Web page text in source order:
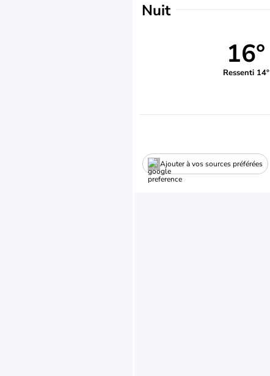
Nuit
16°
Ressenti 14°
Ajouter à vos sources préférées